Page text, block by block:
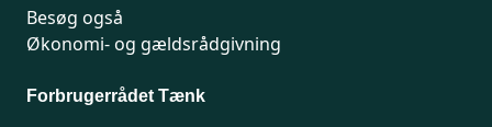
Besøg også
Økonomi- og gældsrådgivning
Forbrugerrådet Tænk